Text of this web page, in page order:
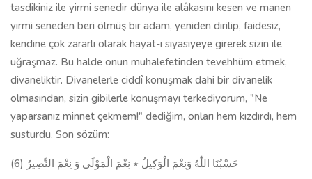
tasdikiniz ile yirmi senedir dünya ile alâkasını kesen ve manen
yirmi seneden beri ölmüş bir adam, yeniden dirilip, faidesiz,
kendine çok zararlı olarak hayat-ı siyasiyeye girerek sizin ile
uğraşmaz. Bu halde onun muhalefetinden tevehhüm etmek,
divaneliktir. Divanelerle ciddî konuşmak dahi bir divanelik
olmasından, sizin gibilerle konuşmayı terkediyorum, "Ne
yaparsanız minnet çekmem!" dediğim, onları hem kızdırdı, hem
susturdu. Son sözüm:
حَسْبُنَا اللّٰهُ وَنِعْمَ الْوَكِيلُ ٭ نِعْمَ الْمَوْلَى وَ نِعْمَ النَّصِيرُ (6)